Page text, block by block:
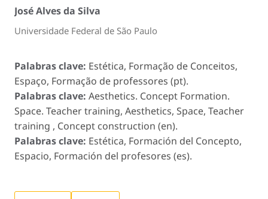
José Alves da Silva
Universidade Federal de São Paulo
Palabras clave: Estética, Formação de Conceitos,
Espaço, Formação de professores (pt).
Palabras clave: Aesthetics. Concept Formation.
Space. Teacher training, Aesthetics, Space, Teacher
training , Concept construction (en).
Palabras clave: Estética, Formación del Concepto,
Espacio, Formación del profesores (es).